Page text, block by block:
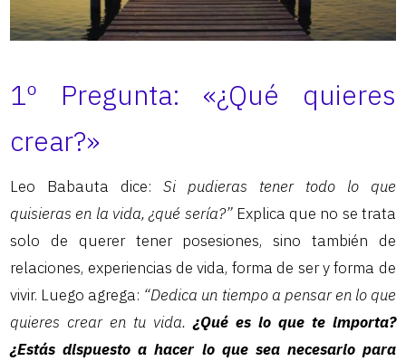
1º Pregunta: «¿Qué quieres
crear?»
Leo Babauta dice:Si pudieras tener todo lo que
quisieras en la vida, ¿qué sería?”Explica que no se trata
solo de querer tener posesiones, sino también de
relaciones, experiencias de vida, forma de ser y forma de
vivir. Luego agrega: “Dedica un tiempo a pensar en lo que
quieres crear en tu vida.¿Qué es lo que te importa?
¿Estás dispuesto a hacer lo que sea necesario para